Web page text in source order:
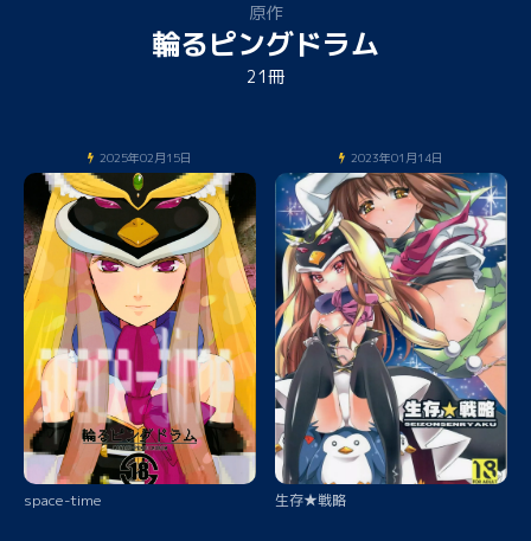
原作
輪るピングドラム
21冊
2025年02月15日
space-time
2023年01月14日
生存★戦略